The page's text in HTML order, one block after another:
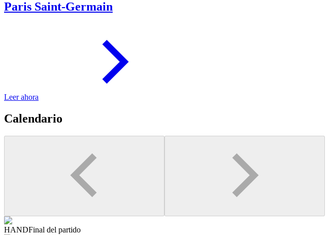
Paris Saint-Germain
Leer ahora
Calendario
HANDFinal del partido